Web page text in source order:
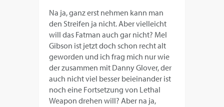
Na ja, ganz erst nehmen kann man
den Streifen ja nicht. Aber vielleicht
will das Fatman auch gar nicht? Mel
Gibson ist jetzt doch schon recht alt
geworden und ich frag mich nur wie
der zusammen mit Danny Glover, der
auch nicht viel besser beieinander ist
noch eine Fortsetzung von Lethal
Weapon drehen will? Aber na ja,